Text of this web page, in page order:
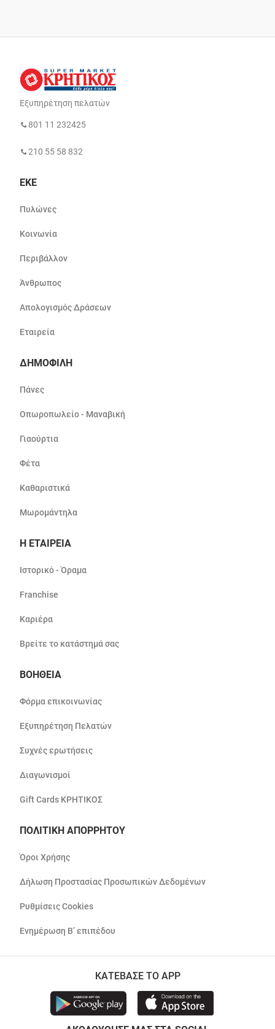
Εξυπηρέτηση πελατών
801 11 232425
210 55 58 832
ΕΚΕ
Πυλώνες
Κοινωνία
Περιβάλλον
Άνθρωπος
Απολογισμός Δράσεων
Εταιρεία
ΔΗΜΟΦΙΛΗ
Πάνες
Οπωροπωλείο - Μαναβική
Γιαούρτια
Φέτα
Καθαριστικά
Μωρομάντηλα
Η ΕΤΑΙΡΕΙΑ
Ιστορικό - Όραμα
Franchise
Καριέρα
Βρείτε το κατάστημά σας
ΒΟΗΘΕΙΑ
Φόρμα επικοινωνίας
Εξυπηρέτηση Πελατών
Συχνές ερωτήσεις
Διαγωνισμοί
Gift Cards ΚΡΗΤΙΚΟΣ
ΠΟΛΙΤΙΚΗ ΑΠΟΡΡΗΤΟΥ
Όροι Χρήσης
Δήλωση Προστασίας Προσωπικών Δεδομένων
Ρυθμίσεις Cookies
Ενημέρωση Β’ επιπέδου
ΚΑΤΕΒΑΣΕ ΤΟ APP